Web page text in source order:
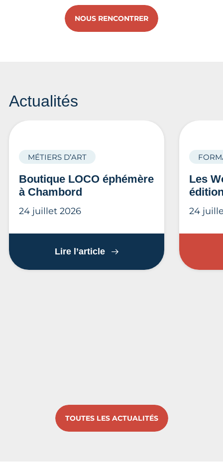
NOUS RENCONTRER
Actualités
Boutique LOCO éphémère
à Chambord
MÉTIERS D’ART
24 juillet 2026
Lire l’articleBoutique LOCO éphémère
Les
24
TOUTES LES ACTUALITÉS